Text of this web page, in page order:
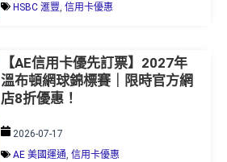
HSBC 滙豐 信用卡優惠
【AE信用卡優先訂票】2027年
溫布頓網球錦標賽｜限時官方網
店8折優惠！
2026-07-17
AE 美國運通, 信用卡優惠